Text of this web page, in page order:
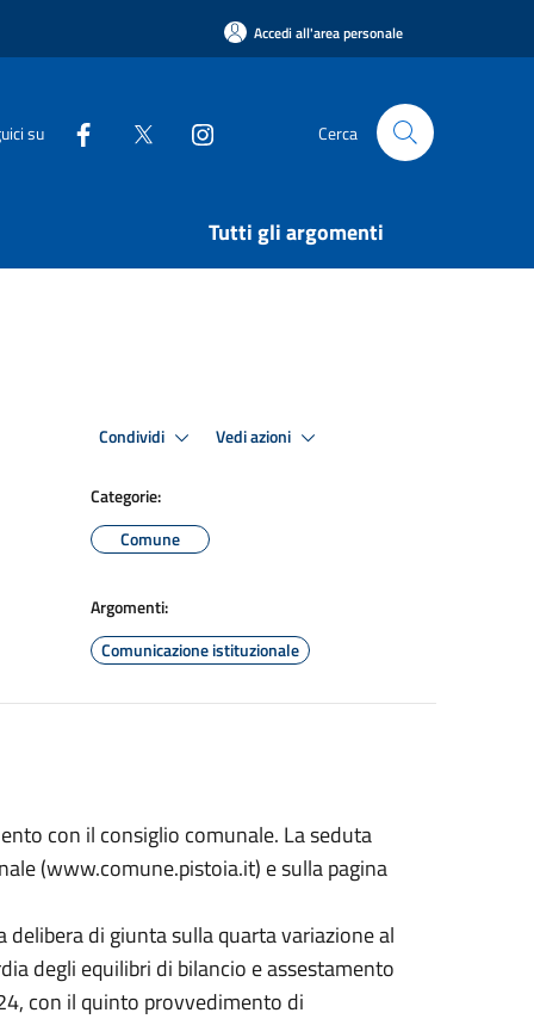
Accedi all'area personale
su Cerca
Tutti gli argomenti
Condividi Vedi azioni
Categorie:
Comune
Argomenti:
Comunicazione istituzionale
con il consiglio comunale. La seduta
(www.comune.pistoia.it) e sulla pagina
di giunta sulla quarta variazione al
degli equilibri di bilancio e assestamento
con il quinto provvedimento di